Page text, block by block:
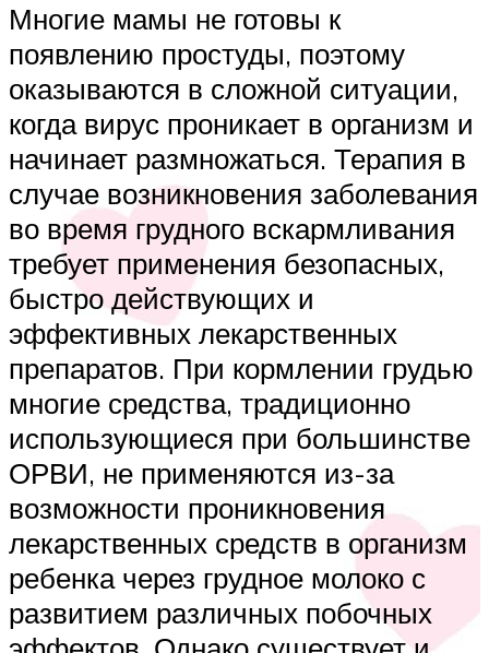
Многие мамы не готовы к
появлению простуды, поэтому
оказываются в сложной ситуации,
когда вирус проникает в организм и
начинает размножаться. Терапия в
случае возникновения заболевания
во время грудного вскармливания
требует применения безопасных,
быстро действующих и
эффективных лекарственных
препаратов. При кормлении грудью
многие средства, традиционно
использующиеся при большинстве
ОРВИ, не применяются из-за
возможности проникновения
лекарственных средств в организм
ребенка через грудное молоко с
развитием различных побочных